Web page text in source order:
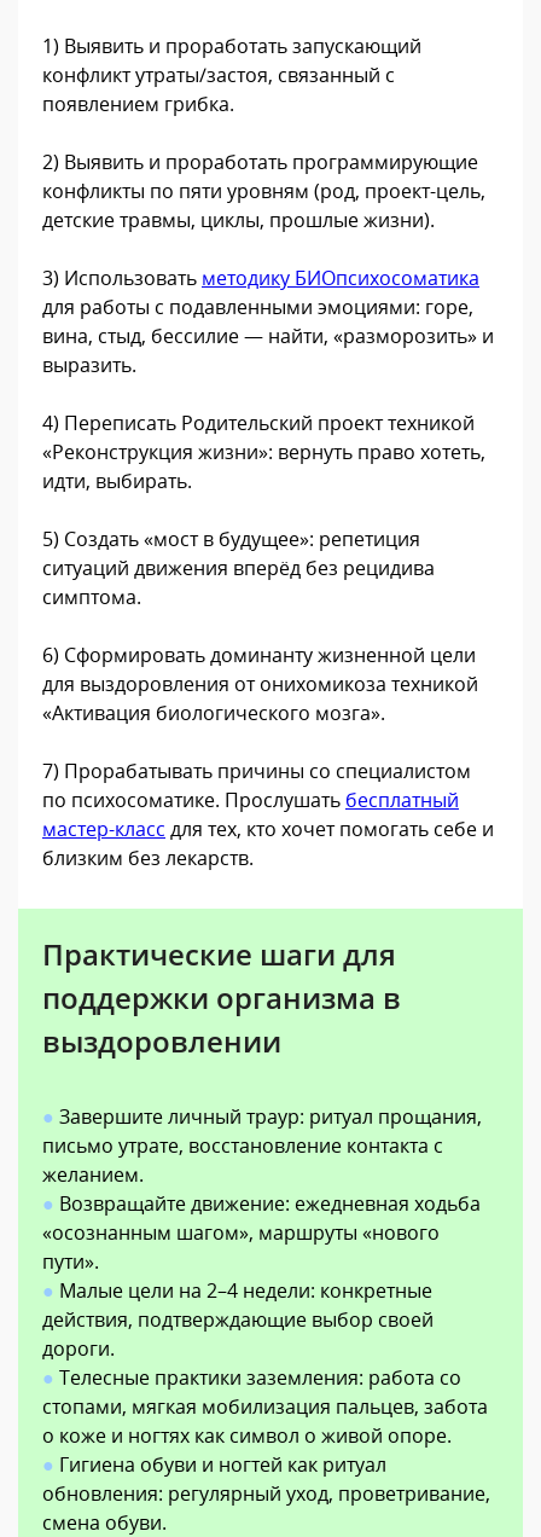
1) Выявить и проработать запускающий
конфликт утраты/застоя, связанный с
появлением грибка.
2) Выявить и проработать программирующие
конфликты по пяти уровням (род, проект-цель,
детские травмы, циклы, прошлые жизни).
3) Использовать методику БИОпсихосоматика
для работы с подавленными эмоциями: горе,
вина, стыд, бессилие — найти, «разморозить» и
выразить.
4) Переписать Родительский проект техникой
«Реконструкция жизни»: вернуть право хотеть,
идти, выбирать.
5) Создать «мост в будущее»: репетиция
ситуаций движения вперёд без рецидива
симптома.
6) Сформировать доминанту жизненной цели
для выздоровления от онихомикоза техникой
«Активация биологического мозга».
7) Прорабатывать причины со специалистом
по психосоматике. Прослушать бесплатный
мастер-класс для тех, кто хочет помогать себе и
близким без лекарств.
Практические шаги для
поддержки организма в
выздоровлении
● Завершите личный траур: ритуал прощания,
письмо утрате, восстановление контакта с
желанием.
● Возвращайте движение: ежедневная ходьба
«осознанным шагом», маршруты «нового
пути».
● Малые цели на 2–4 недели: конкретные
действия, подтверждающие выбор своей
дороги.
● Телесные практики заземления: работа со
стопами, мягкая мобилизация пальцев, забота
о коже и ногтях как символ о живой опоре.
● Гигиена обуви и ногтей как ритуал
обновления: регулярный уход, проветривание,
смена обуви.